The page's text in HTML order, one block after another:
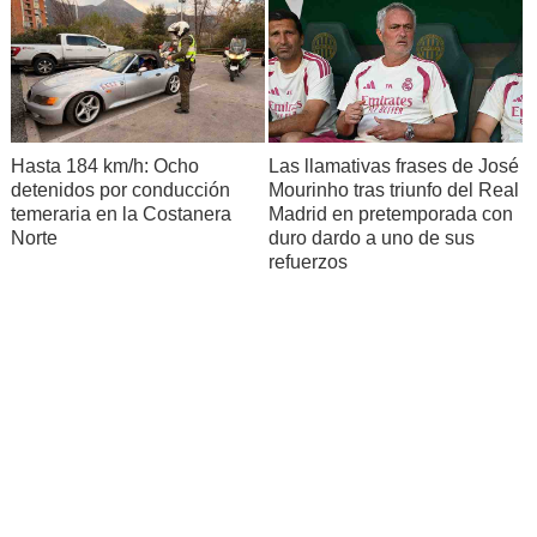
Hasta 184 km/h: Ocho
detenidos por conducción
temeraria en la Costanera
Norte
Las llamativas frases de José
Mourinho tras triunfo del Real
Madrid en pretemporada con
duro dardo a uno de sus
refuerzos